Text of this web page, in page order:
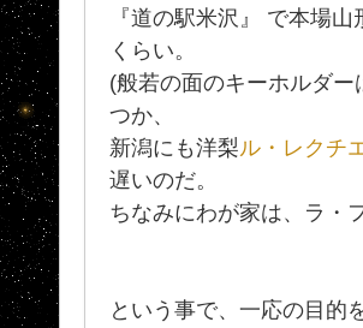
『道の駅米沢』 で本場山
くらい。
(般若の面のキーホルダー
つか、
新潟にも洋梨ル・レクチ
遅いのだ。
ちなみにわが家は、ラ・
という事で、一応の目的